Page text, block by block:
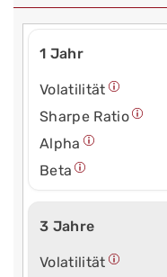
1 Jahr
Volatilität
Sharpe Ratio
Alpha
Beta
3 Jahre
Volatilität